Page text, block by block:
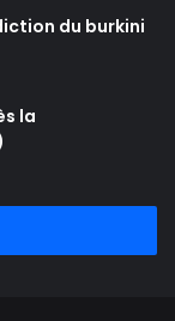
du burkini
la